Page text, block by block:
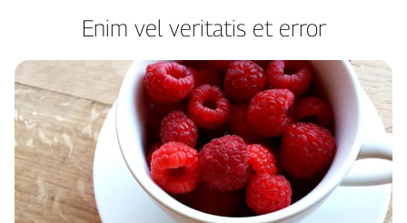
Enim vel veritatis et error